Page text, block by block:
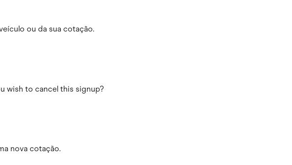
ou da sua cotação.
wish to cancel this signup?
nova cotação.